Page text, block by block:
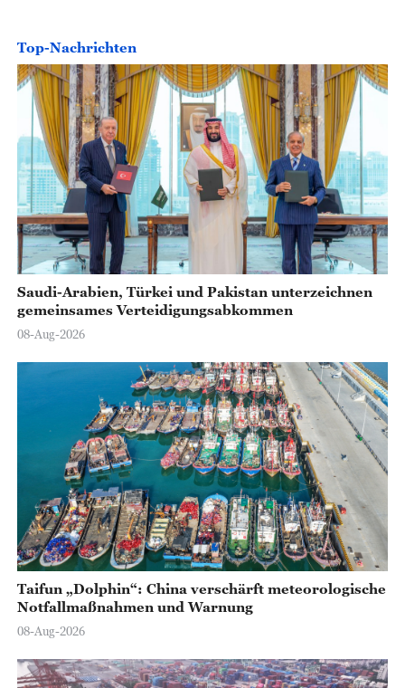
Top-Nachrichten
Saudi-Arabien, Türkei und Pakistan unterzeichnen
gemeinsames Verteidigungsabkommen
08-Aug-2026
Taifun „Dolphin“: China verschärft meteorologische
Notfallmaßnahmen und Warnung
08-Aug-2026